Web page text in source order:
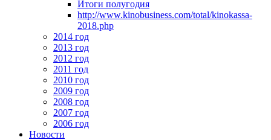
Итоги полугодия
http://www.kinobusiness.com/total/kinokassa-
2018.php
2014 год
2013 год
2012 год
2011 год
2010 год
2009 год
2008 год
2007 год
2006 год
Новости